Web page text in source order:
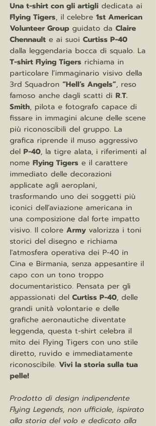
Una t-shirt con gli artigli dedicata ai
Flying Tigers, il celebre 1st American
Volunteer Group guidato da Claire
Chennault e ai suoi Curtiss P-40
dalla leggendaria bocca di squalo. La
T-shirt Flying Tigers richiama in
particolare l’immaginario visivo della
3rd Squadron “Hell’s Angels”, reso
famoso anche dagli scatti di R.T.
Smith, pilota e fotografo capace di
fissare in immagini alcune delle scene
più riconoscibili del gruppo. La
grafica riprende il muso aggressivo
del P-40, la tigre alata, i riferimenti al
nome Flying Tigers e il carattere
immediato delle decorazioni
applicate agli aeroplani,
trasformando uno dei soggetti più
iconici dell’aviazione americana in
una composizione dal forte impatto
visivo. Il colore Army valorizza i toni
storici del disegno e richiama
l’atmosfera operativa dei P-40 in
Cina e Birmania, senza appesantire il
capo con un tono troppo
documentaristico. Pensata per gli
appassionati del Curtiss P-40, delle
grandi unità volontarie e delle
grafiche aeronautiche diventate
leggenda, questa t-shirt celebra il
mito dei Flying Tigers con uno stile
diretto, ruvido e immediatamente
riconoscibile. Vivi la storia sulla tua
pelle!
Prodotto di design indipendente
Flying Legends, non ufficiale, ispirato
alla storia del volo e dedicato alla